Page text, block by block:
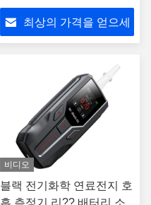
최상의 가격을 얻으세
비디오
블랙 전기화학 연료전지 호
흡 측정기 리?? 배터리 소